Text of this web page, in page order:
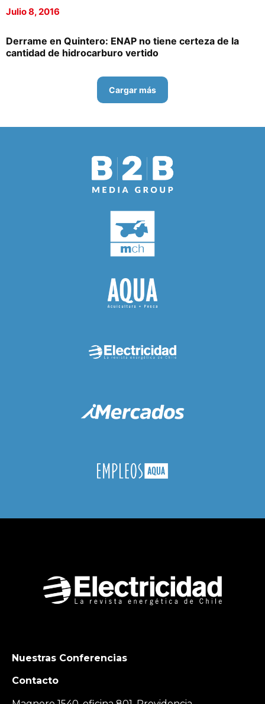
Julio 8, 2016
Derrame en Quintero: ENAP no tiene certeza de la
cantidad de hidrocarburo vertido
Cargar más
Nuestras Conferencias
Contacto